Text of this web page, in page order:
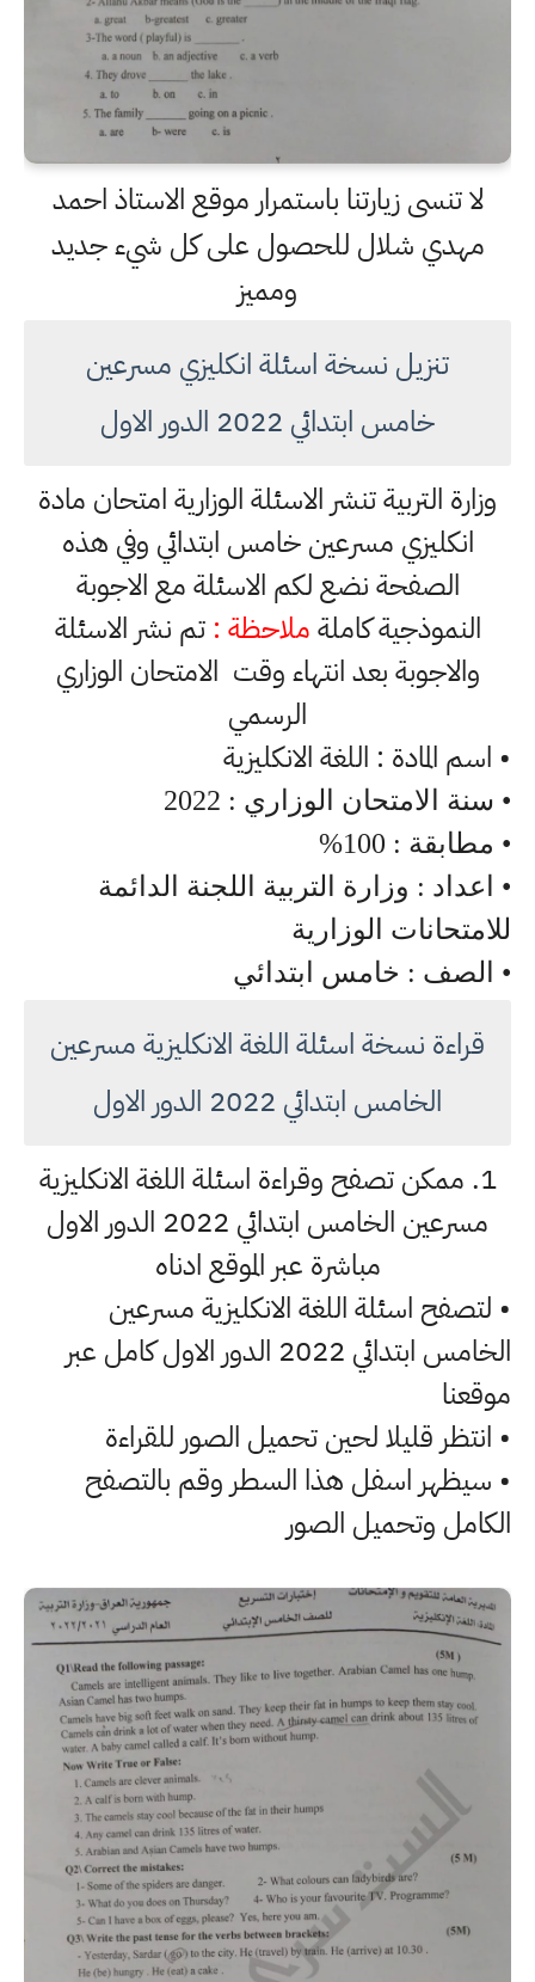
لا تنسى زيارتنا باستمرار موقع الاستاذ احمد
مهدي شلال للحصول على كل شيء جديد
ومميز
تنزيل نسخة اسئلة انكليزي مسرعين
خامس ابتدائي 2022 الدور الاول
وزارة التربية تنشر الاسئلة الوزارية امتحان مادة
انكليزي مسرعين خامس ابتدائي وفي هذه
الصفحة نضع لكم الاسئلة مع الاجوبة
النموذجية كاملةملاحظة : تم نشر الاسئلة
والاجوبة بعد انتهاء وقت الامتحان الوزاري
الرسمي
• اسم المادة : اللغة الانكليزية
• سنة الامتحان الوزاري : 2022
• مطابقة : 100%
• اعداد : وزارة التربية اللجنة الدائمة
للامتحانات الوزارية
• الصف : خامس ابتدائي
قراءة نسخة اسئلة اللغة الانكليزية مسرعين
الخامس ابتدائي 2022 الدور الاول
1. ممكن تصفح وقراءة اسئلة اللغة الانكليزية
مسرعين الخامس ابتدائي 2022 الدور الاول
مباشرة عبر الموقع ادناه
• لتصفح اسئلة اللغة الانكليزية مسرعين
الخامس ابتدائي 2022 الدور الاول كامل عبر
موقعنا
• انتظر قليلا لحين تحميل الصور للقراءة
• سيظهر اسفل هذا السطر وقم بالتصفح
الكامل وتحميل الصور